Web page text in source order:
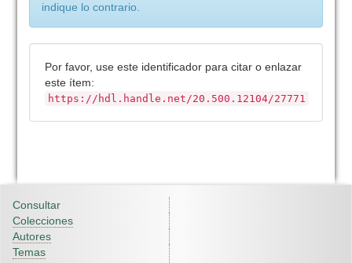
indique lo contrario.
Por favor, use este identificador para citar o enlazar
este ítem:
https://hdl.handle.net/20.500.12104/27771
Consultar
Colecciones
Autores
Temas